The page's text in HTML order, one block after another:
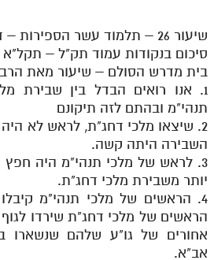
שיעור 26 – תלמוד עשר הספירות – דף היומי – חלק ז'
סיכום בנקודות עמוד תק"ל –
בית מדרש הסולם – שיעור מאת הרב
1. אנו רואים הבדל בין שבירת
תנהי"מ ובהתם לזה תיקונם
2. שיצאו מלכי דחג"ת, לראש לא
השבירה היתה קשה.
3. לראש של מלכי תנהי"מ היה
יותר משבירת מלכי דחג"ת.
4. הראשים של מלכי תנהי"מ
הראשים של מלכי דחג"ת שירדו לגוף
אחורים של גו"ע שלהם שנשארו
אב"א.